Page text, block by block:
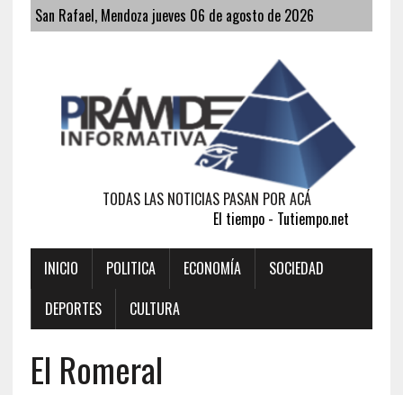
San Rafael, Mendoza jueves 06 de agosto de 2026
TODAS LAS NOTICIAS PASAN POR ACÁ
El tiempo - Tutiempo.net
INICIO POLITICA ECONOMÍA
SOCIEDAD
DEPORTES
CULTURA
El Romeral